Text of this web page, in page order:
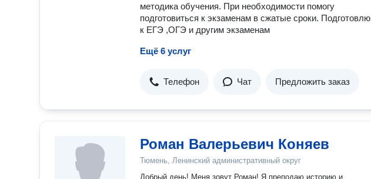
методика обучения. При необходимости помогу
подготовиться к экзаменам в сжатые сроки. Подготовлю
к ЕГЭ ,ОГЭ и другим экзаменам
Ещё 6 услуг
Телефон Чат Предложить заказ
Роман Валерьевич Коняев
Тюмень, Ленинский административный округ
Добрый день! Меня зовут Роман! Я преподаю историю и